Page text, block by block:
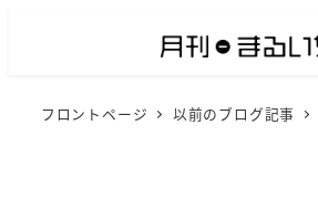
フロントページ 以前のブログ記事